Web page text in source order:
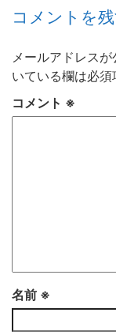
コメントを
メールアドレスが
いている欄は必須
コメント ※
名前 ※